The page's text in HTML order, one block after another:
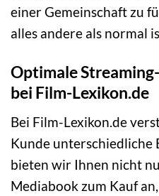
einer Gemeinschaft zu
alles andere als normal
Optimale
bei Film-Lexikon.de
Bei Film-Lexikon.de
Kunde unterschiedliche
bieten wir Ihnen nicht
Mediabook zum Kauf